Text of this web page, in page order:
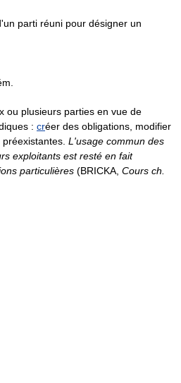
parti réuni pour désigner un
ou plusieurs parties en vue de
: créer des obligations, modifier
L'usage commun des
exploitants est resté en fait
particulières (BRICKA, Cours ch.